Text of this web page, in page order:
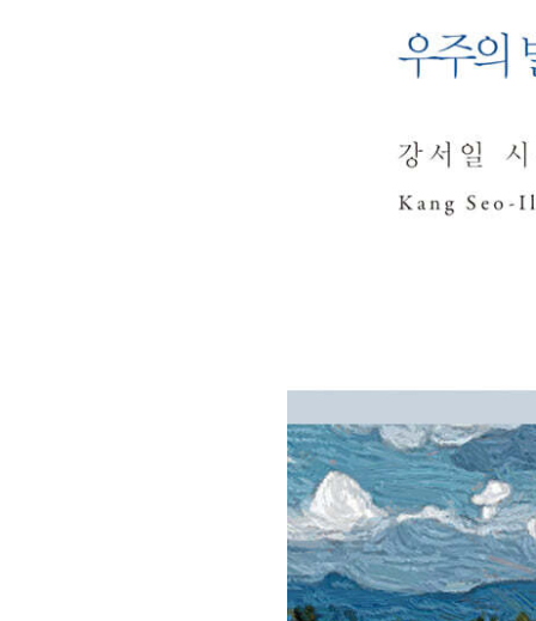
이사장 인사말
임원 현황
연혁·사업실적
총동창
모교 소
지부·지